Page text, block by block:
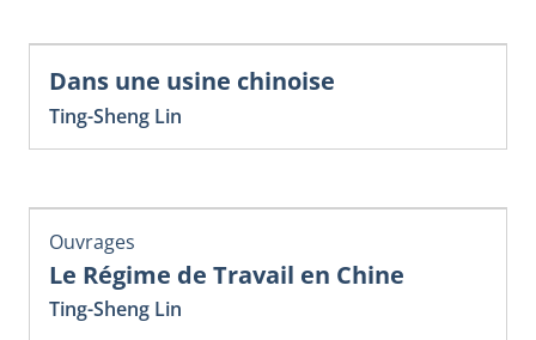
Dans une usine chinoise
Ting-Sheng Lin
Ouvrages
Le Régime de Travail en Chine
Ting-Sheng Lin